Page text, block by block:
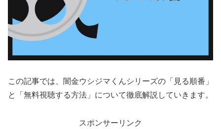
この記事では、闇金ウシジマくんシリーズの「見る順番」
と「無料視聴する方法」について徹底解説していきます。
スポンサーリンク